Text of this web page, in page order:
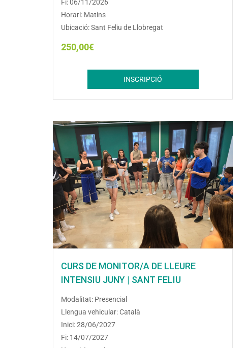
Fi: 06/11/2026
Horari: Matins
Ubicació: Sant Feliu de Llobregat
250,00€
INSCRIPCIÓ
CURS DE MONITOR/A DE LLEURE
INTENSIU JUNY | SANT FELIU
Modalitat: Presencial
Llengua vehicular: Català
Inici: 28/06/2027
Fi: 14/07/2027